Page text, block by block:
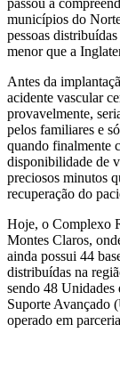
municípios do
pessoas
menor que a
Antes da
acidente vascular
provavelmente,
pelos familiares e
quando finalmente
disponibilidade de
preciosos minutos
recuperação do
Hoje, o Complexo
Montes Claros,
ainda possui 44
distribuídas na
sendo 48
Suporte Avançado
operado em